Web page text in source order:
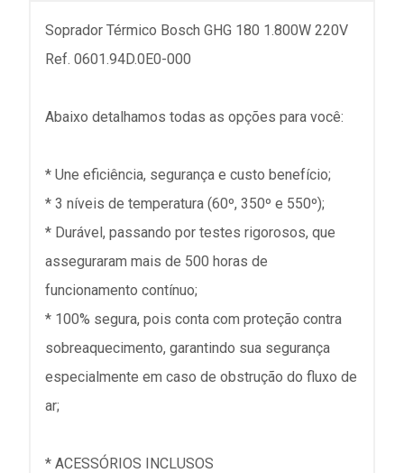
Soprador Térmico Bosch GHG 180 1.800W 220V
Ref. 0601.94D.0E0-000
Abaixo detalhamos todas as opções para você:
* Une eficiência, segurança e custo benefício;
* 3 níveis de temperatura (60º, 350º e 550º);
* Durável, passando por testes rigorosos, que
asseguraram mais de 500 horas de
funcionamento contínuo;
* 100% segura, pois conta com proteção contra
sobreaquecimento, garantindo sua segurança
especialmente em caso de obstrução do fluxo de
ar;
* ACESSÓRIOS INCLUSOS